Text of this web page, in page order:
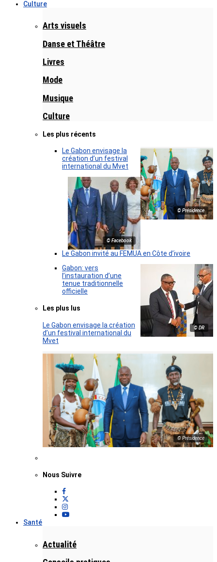
Culture
Arts visuels
Danse et Théâtre
Livres
Mode
Musique
Culture
Les plus récents
© Présidence
Le Gabon envisage la
création d’un festival
international du Mvet
© Facebook
Le Gabon invité au FEMUA en Côte d’ivoire
© DR
Gabon: vers
l’instauration d’une
tenue traditionnelle
officielle
Les plus lus
Le Gabon envisage la création
d’un festival international du
Mvet
© Présidence
Nous Suivre
Santé
Actualité